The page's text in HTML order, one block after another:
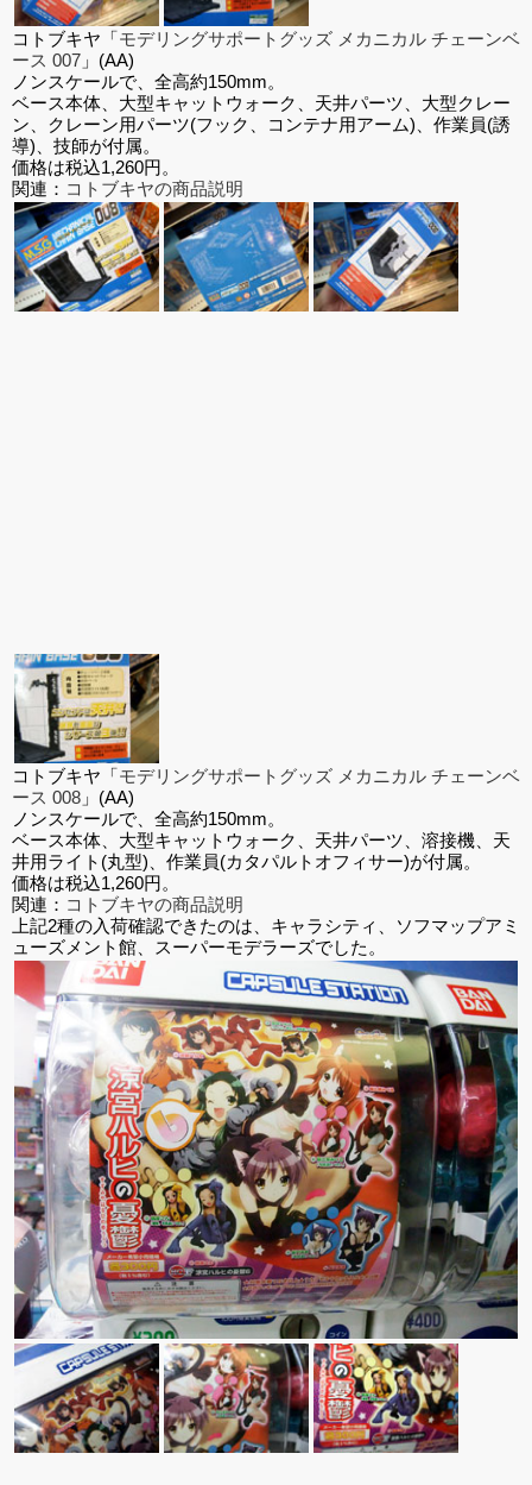
コトブキヤ「 モデリングサポートグッズ メカニカル チェーンベ
ース 007 」(AA)
ノンスケールで、全高約150mm。
ベース本体、大型キャットウォーク、天井パーツ、大型クレー
ン、クレーン用パーツ(フック、コンテナ用アーム)、作業員(誘
導)、技師が付属。
価格は税込1,260円。
関連： コトブキヤの商品説明
コトブキヤ「モデリングサポートグッズ メカニカル チェーンベ
ース 008 」(AA)
ノンスケールで、全高約150mm。
ベース本体、大型キャットウォーク、天井パーツ、溶接機、天
井用ライト(丸型)、作業員(カタパルトオフィサー)が付属。
価格は税込1,260円。
関連： コトブキヤの商品説明
上記2種の入荷確認できたのは、キャラシティ、ソフマップアミ
ューズメント館、スーパーモデラーズでした。